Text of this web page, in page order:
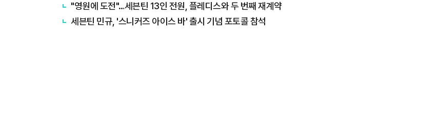
"영원에 도전"…세븐틴 13인 전원, 플레디스와 두 번째 재계약
세븐틴 민규, '스니커즈 아이스 바' 출시 기념 포토콜 참석